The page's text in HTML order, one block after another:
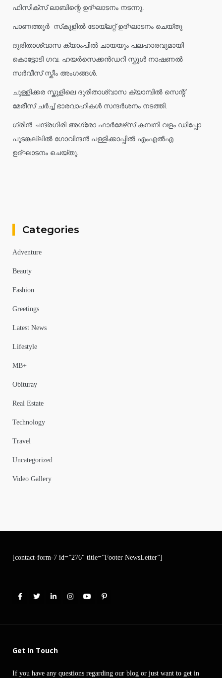
ഫിസിക്സ് ലാബിന്റെ ഉദ്ഘാടനം നടന്നു.
പാണത്തൂർ സ്‌കൂളിൽ ടോയ്ലറ്റ് ഉദ്ഘാടനം ചെയ്തു
ദുരിതാശ്വാസ ക്യാംപിൽ ചായയും പലഹാരവുമായി
കൊട്ടോടി ഗവ. ഹയർസെക്കൻഡറി സ്കൂൾ നാഷണൽ
സർവീസ് സ്കീം അംഗങ്ങൾ.
ചുള്ളിക്കര സ്കൂളിലെ ദുരിതാശ്വാസ ക്യാമ്പിൽ സെന്റ്
മേരീസ് ചർച്ച് ഭാരവാഹികൾ സന്ദർശനം നടത്തി.
ഗ്രീൻ ചന്ദ്രഗിരി അഗ്രോ ഫാർമേഴ്‌സ് കമ്പനി വളം ഡിപ്പോ
പൂടങ്കല്ലിൽ ഗോവിന്ദൻ പള്ളിക്കാപ്പിൽ എംഎൽഎ
ഉദ്ഘാടനം ചെയ്തു.
Categories
Adventure
Beauty
Fashion
Greetings
Latest News
Lifestyle
MB+
Obituray
Real Estate
Technology
Travel
Uncategorized
Video Gallery
[contact-form-7 id=”276″ title=”Footer NewsLetter”]
Get In Touch
If you have any questions regarding our blog or just want to get in